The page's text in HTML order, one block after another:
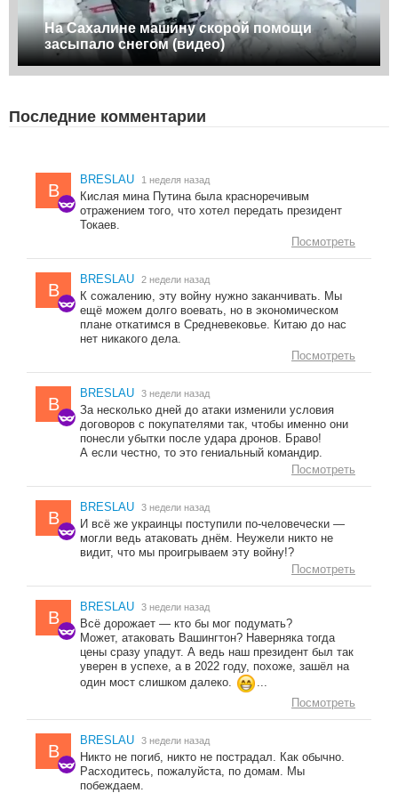
На Сахалине машину скорой помощи
засыпало снегом (видео)
Последние комментарии
B
BRESLAU 1 неделя назад
Кислая мина Путина была красноречивым
отражением того, что хотел передать президент
Токаев.
Посмотреть
B
BRESLAU 2 недели назад
К сожалению, эту войну нужно заканчивать. Мы
ещё можем долго воевать, но в экономическом
плане откатимся в Средневековье. Китаю до нас
нет никакого дела.
Посмотреть
B
BRESLAU 3 недели назад
За несколько дней до атаки изменили условия
договоров с покупателями так, чтобы именно они
понесли убытки после удара дронов. Браво!
А если честно, то это гениальный командир.
Посмотреть
B
BRESLAU 3 недели назад
И всё же украинцы поступили по-человечески —
могли ведь атаковать днём. Неужели никто не
видит, что мы проигрываем эту войну!?
Посмотреть
B
BRESLAU 3 недели назад
Всё дорожает — кто бы мог подумать?
Может, атаковать Вашингтон? Наверняка тогда
цены сразу упадут. А ведь наш президент был так
уверен в успехе, а в 2022 году, похоже, зашёл на
один мост слишком далеко.
...
Посмотреть
B
BRESLAU 3 недели назад
Никто не погиб, никто не пострадал. Как обычно.
Расходитесь, пожалуйста, по домам. Мы
побеждаем.